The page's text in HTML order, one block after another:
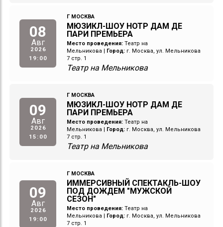
08
Авг
2026
19:00
Г МОСКВА
МЮЗИКЛ-ШОУ НОТР ДАМ ДЕ
ПАРИ ПРЕМЬЕРА
Место проведения: Театр на
Мельникова | Город: г. Москва, ул. Мельникова
7 стр. 1
Театр на Мельникова
09
Авг
2026
15:00
Г МОСКВА
МЮЗИКЛ-ШОУ НОТР ДАМ ДЕ
ПАРИ ПРЕМЬЕРА
Место проведения: Театр на
Мельникова | Город: г. Москва, ул. Мельникова
7 стр. 1
Театр на Мельникова
09
Авг
2026
19:00
Г МОСКВА
ИММЕРСИВНЫЙ СПЕКТАКЛЬ-ШОУ
ПОД ДОЖДЕМ "МУЖСКОЙ
СЕЗОН"
Место проведения: Театр на
Мельникова | Город: г. Москва, ул. Мельникова
7 стр. 1